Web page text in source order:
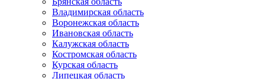
Владимирская область
Воронежская область
Ивановская область
Калужская область
Костромская область
Курская область
Липецкая область